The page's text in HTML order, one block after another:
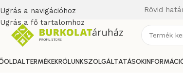
Ugrás a navigációhoz
Ugrás a fő tartalomhoz
Rövid
TERMÉKEKRÓLUNKSZOLGÁLTATÁSOK